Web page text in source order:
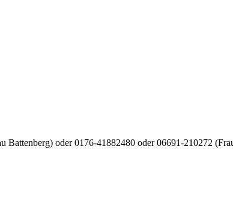
Battenberg) oder 0176-41882480 oder 06691-210272